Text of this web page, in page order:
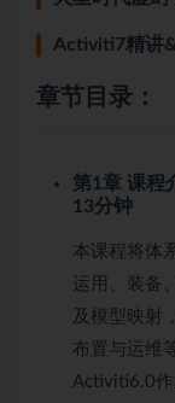
Activiti7精讲
章节目录：
第1章 课程
13分钟
本课程将体
运用、装备
及模型映射
布置与运维
Activiti6.0作